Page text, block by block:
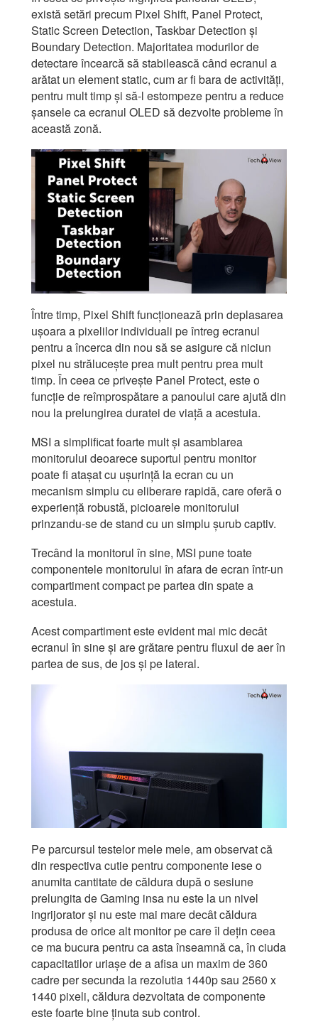
există setări precum Pixel Shift, Panel Protect,
Static Screen Detection, Taskbar Detection și
Boundary Detection. Majoritatea modurilor de
detectare încearcă să stabilească când ecranul a
arătat un element static, cum ar fi bara de activități,
pentru mult timp și să-l estompeze pentru a reduce
șansele ca ecranul OLED să dezvolte probleme în
această zonă.
Între timp, Pixel Shift funcționează prin deplasarea
ușoara a pixelilor individuali pe întreg ecranul
pentru a încerca din nou să se asigure că niciun
pixel nu strălucește prea mult pentru prea mult
timp. În ceea ce privește Panel Protect, este o
funcție de reîmprospătare a panoului care ajută din
nou la prelungirea duratei de viață a acestuia.
MSI a simplificat foarte mult și asamblarea
monitorului deoarece suportul pentru monitor
poate fi atașat cu ușurință la ecran cu un
mecanism simplu cu eliberare rapidă, care oferă o
experiență robustă, picioarele monitorului
prinzandu-se de stand cu un simplu șurub captiv.
Trecând la monitorul în sine, MSI pune toate
componentele monitorului în afara de ecran într-un
compartiment compact pe partea din spate a
acestuia.
Acest compartiment este evident mai mic decât
ecranul în sine și are grătare pentru fluxul de aer în
partea de sus, de jos și pe lateral.
Pe parcursul testelor mele mele, am observat că
din respectiva cutie pentru componente iese o
anumita cantitate de căldura după o sesiune
prelungita de Gaming insa nu este la un nivel
ingrijorator și nu este mai mare decât căldura
produsa de orice alt monitor pe care îl dețin ceea
ce ma bucura pentru ca asta înseamnă ca, în ciuda
capacitatilor uriașe de a afisa un maxim de 360
cadre per secunda la rezolutia 1440p sau 2560 x
1440 pixeli, căldura dezvoltata de componente
este foarte bine ținuta sub control.